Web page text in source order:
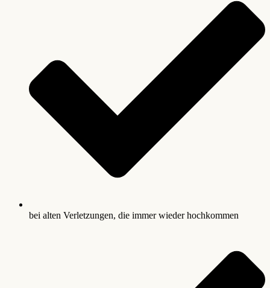
bei alten Verletzungen, die immer wieder hochkommen